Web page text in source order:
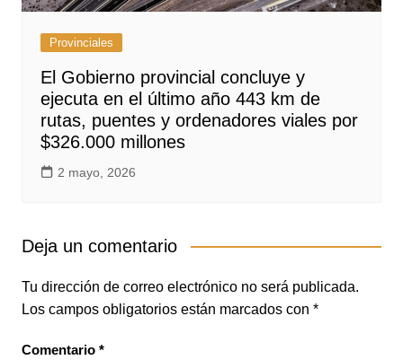
Provinciales
El Gobierno provincial concluye y
ejecuta en el último año 443 km de
rutas, puentes y ordenadores viales por
$326.000 millones
2 mayo, 2026
Deja un comentario
Tu dirección de correo electrónico no será publicada.
Los campos obligatorios están marcados con *
Comentario *